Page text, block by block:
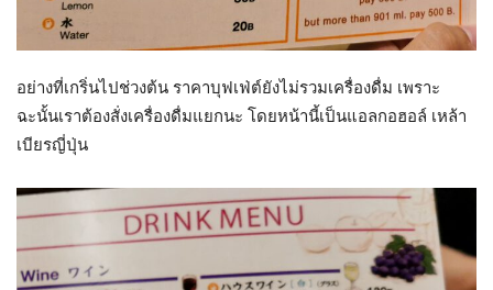
อย่างที่เกริ่นไปช่วงต้น ราคาบุฟเฟ่ต์ยังไม่รวมเครื่องดื่ม เพราะ
ฉะนั้นเราต้องสั่งเครื่องดื่มแยกนะ โดยหน้านี้เป็นแอลกอฮอล์ เหล้า
เบียรญี่ปุ่น